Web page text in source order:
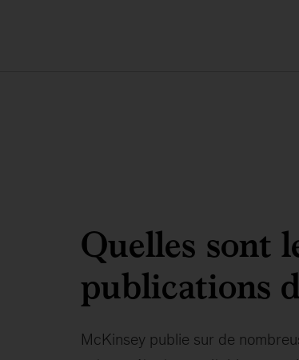
Quelles sont
publications
McKinsey publie sur de